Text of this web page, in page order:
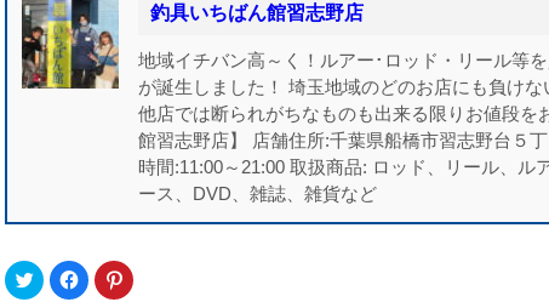
釣具いちばん館習志野店
地域イチバン高～く！ルアー･ロッド・リール等
が誕生しました！ 埼玉地域のどのお店にも負けな
他店では断られがちなものも出来る限りお値段を
館習志野店】 店舗住所:千葉県船橋市習志野台５
時間:11:00～21:00 取扱商品: ロッド、リール、ル
ース、DVD、雑誌、雑貨など
ク
リ
Facebook
で
ク
リ